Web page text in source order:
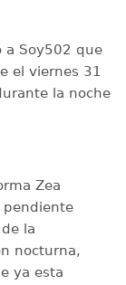
a Soy502 que
el viernes 31
la noche
Zea
pendiente
la
nocturna,
ya esta